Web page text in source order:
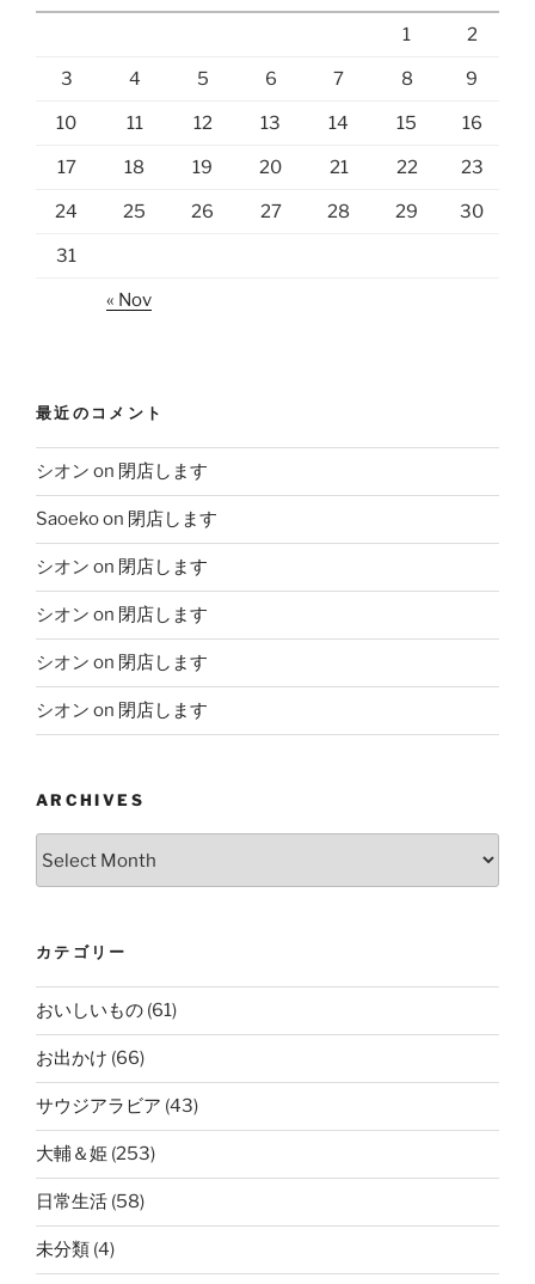
1 2
3 4 5 6 7 8 9
10 11 12 13 14 15 16
17 18 19 20 21 22 23
24 25 26 27 28 29 30
31
« Nov
最近のコメント
シオン on 閉店します
Saoekoon 閉店します
シオン on 閉店します
シオン on 閉店します
シオン on 閉店します
シオン on 閉店します
ARCHIVES
カテゴリー
おいしいもの (61)
お出かけ (66)
サウジアラビア (43)
大輔＆姫 (253)
日常生活 (58)
未分類 (4)